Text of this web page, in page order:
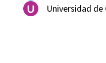
Universidad de